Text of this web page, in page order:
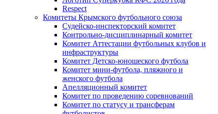
Respect
Комитеты Крымского футбольного союза
Судейско-инспекторский комитет
Контрольно-дисциплинарный комитет
Комитет Аттестации футбольных клубов и
инфраструктуры
Комитет Детско-юношеского футбола
Комитет мини-футбола, пляжного и
женского футбола
Апелляционный комитет
Комитет по проведению соревнований
Комитет по статусу и трансферам